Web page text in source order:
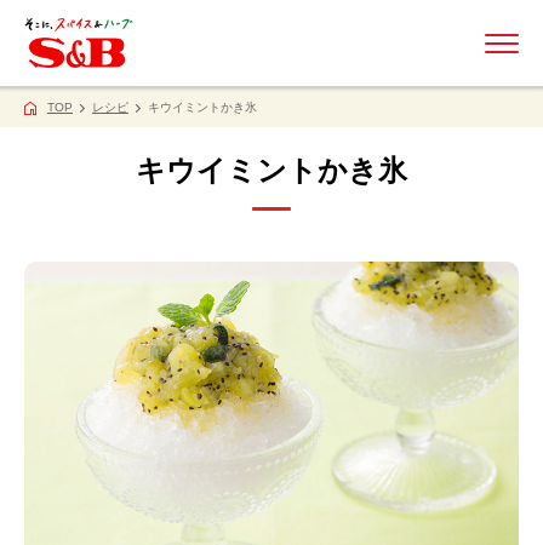
TOP レシピ キウイミントかき氷
キウイミントかき氷